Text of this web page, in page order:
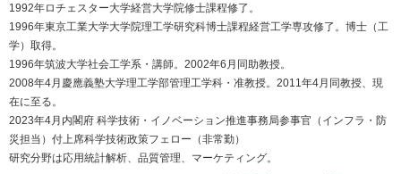
1992年ロチェスター大学経営大学院修士課程修了。
1996年東京工業大学大学院理工学研究科博士課程経営工学専攻修了。博士（工
学）取得。
1996年筑波大学社会工学系・講師。2002年6月同助教授。
2008年4月慶應義塾大学理工学部管理工学科・准教授。2011年4月同教授、現
在に至る。
2023年4月内閣府 科学技術・イノベーション推進事務局参事官（インフラ・防
災担当）付上席科学技術政策フェロー（非常勤）
研究分野は応用統計解析、品質管理、マーケティング。